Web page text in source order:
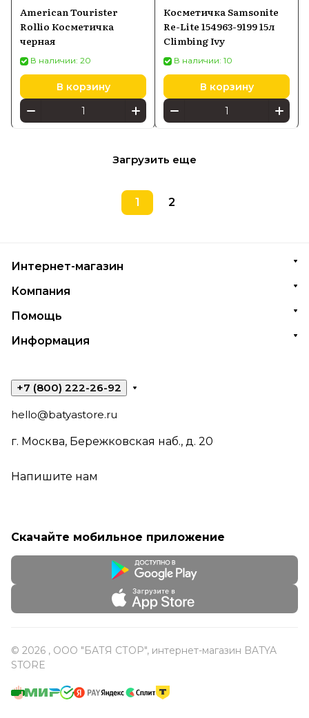
American Tourister
Rollio Косметичка
черная
В наличии: 20
В корзину
Косметичка Samsonite
Re-Lite 154963-9199 15л
Climbing Ivy
В наличии: 10
В корзину
Загрузить еще
1 2
Интернет-магазин
Компания
Помощь
Информация
+7 (800) 222-26-92
hello@batyastore.ru
г. Москва, Бережковская наб., д. 20
Напишите нам
Скачайте мобильное приложение
© 2026 , ООО "БАТЯ СТОР", интернет-магазин BATYA
STORE